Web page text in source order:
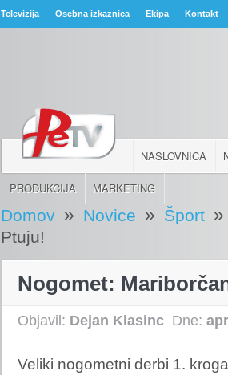
Televizija Osebna izkaznica Ekipa Kontakt
NASLOVNICA
PRODUKCIJA MARKETING
Domov » Novice » Šport »
Ptuju!
Nogomet:
Objavil: Dejan Klasinc Dne:
Veliki nogometni derbi 1.